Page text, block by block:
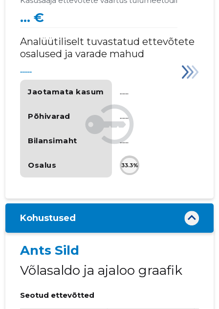
... €
Analüütiliselt tuvastatud ettevõtete
osalused ja varade mahud
Jaotamata kasum
Põhivarad
Bilansimaht
Osalus
......
......
......
......
33.3%
Kohustused
Ants Sild
Võlasaldo ja ajaloo graafik
Seotud ettevõtted